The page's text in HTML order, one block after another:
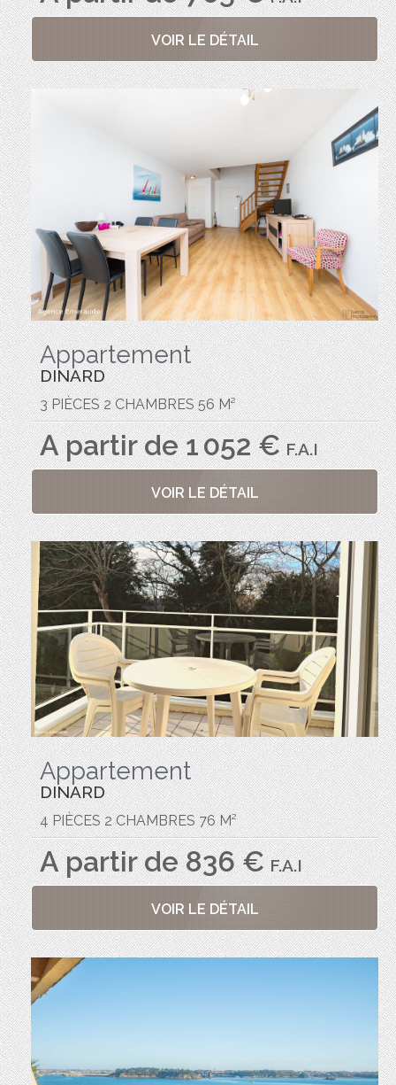
VOIR LE DÉTAIL
Appartement
DINARD
3 PIÈCES 2 CHAMBRES 56 M²
A partir de 1 052 €F.A.I
VOIR LE DÉTAIL
Appartement
DINARD
4 PIÈCES 2 CHAMBRES 76 M²
A partir de 836 €F.A.I
VOIR LE DÉTAIL